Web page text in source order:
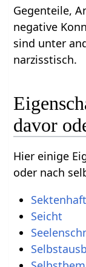
Gegenteile,
negative
sind unter
narzisstisch.
davor
Hier einige
oder nach
Sektenhaft
Seicht